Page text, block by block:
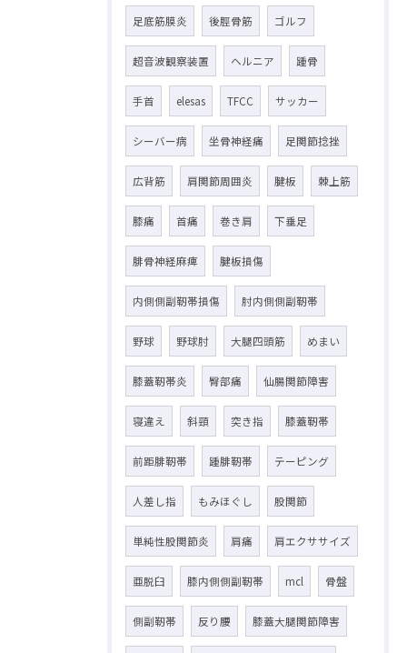
足底筋膜炎 後脛骨筋 ゴルフ
超音波観察装置 ヘルニア 踵骨
手首 elesas TFCC サッカー
シーバー病 坐骨神経痛 足関節捻挫
広背筋 肩関節周囲炎 腱板 棘上筋
膝痛 首痛 巻き肩 下垂足
腓骨神経麻痺 腱板損傷
内側側副靭帯損傷 肘内側側副靭帯
野球 野球肘 大腿四頭筋 めまい
膝蓋靭帯炎 臀部痛 仙腸関節障害
寝違え 斜頸 突き指 膝蓋靭帯
前距腓靭帯 踵腓靭帯 テーピング
人差し指 もみほぐし 股関節
単純性股関節炎 肩痛 肩エクササイズ
亜脱臼 膝内側側副靭帯 mcl 骨盤
側副靭帯 反り腰 膝蓋大腿関節障害